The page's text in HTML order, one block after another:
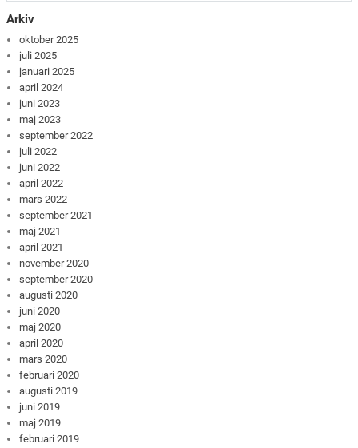
Arkiv
oktober 2025
juli 2025
januari 2025
april 2024
juni 2023
maj 2023
september 2022
juli 2022
juni 2022
april 2022
mars 2022
september 2021
maj 2021
april 2021
november 2020
september 2020
augusti 2020
juni 2020
maj 2020
april 2020
mars 2020
februari 2020
augusti 2019
juni 2019
maj 2019
februari 2019